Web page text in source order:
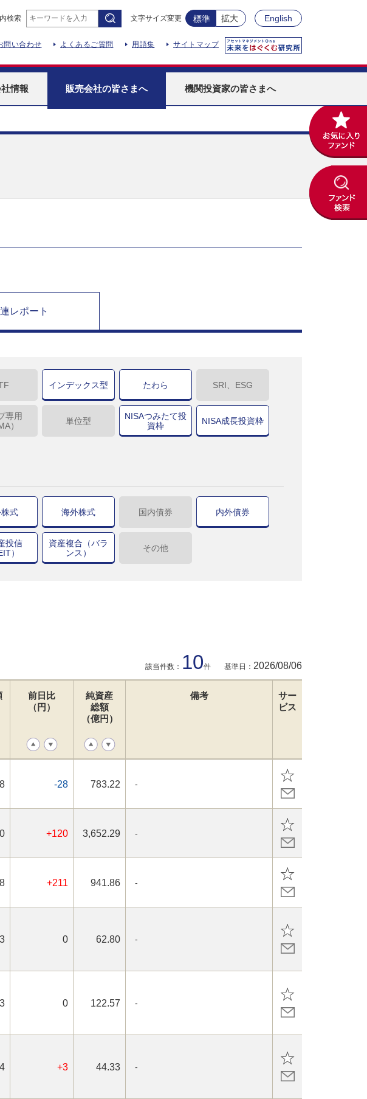
検索 文字サイズ変更 標準 拡大 English
問い合わせ よくあるご質問 用語集 サイトマップ
情報 販売会社の皆さまへ 機関投資家の皆さまへ
レポート
インデックス型 たわら SRI、ESG
専用
）
単位型
NISAつみたて投
資枠
NISA成長投資枠
式 海外株式 国内債券 内外債券
投信
）
資産複合（バラ
ンス）
その他
該当件数： 10件 基準日： 2026/08/06
前日比
（円）
純資産
総額
（億円）
備考
サー
ビス
-28 783.22 -
+120 3,652.29 -
+211 941.86 -
0 62.80 -
0 122.57 -
+3 44.33 -